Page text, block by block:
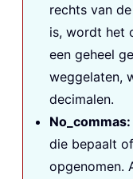
rechts van
is, wordt het
een geheel
weggelaten,
decimalen.
No_commas:
die bepaalt
opgenomen.